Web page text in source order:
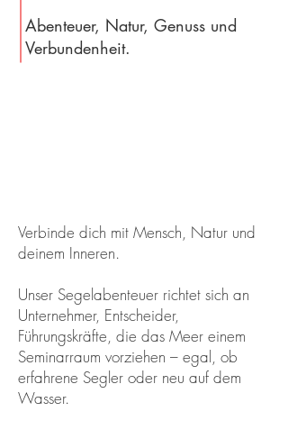
Abenteuer, Natur, Genuss und
Verbundenheit.
​Verbinde dich mit Mensch, Natur und
deinem Inneren.
Unser Segelabenteuer richtet sich an
Unternehmer, Entscheider,
Führungskräfte, die das Meer einem
Seminarraum vorziehen – egal, ob
erfahrene Segler oder neu auf dem
Wasser.